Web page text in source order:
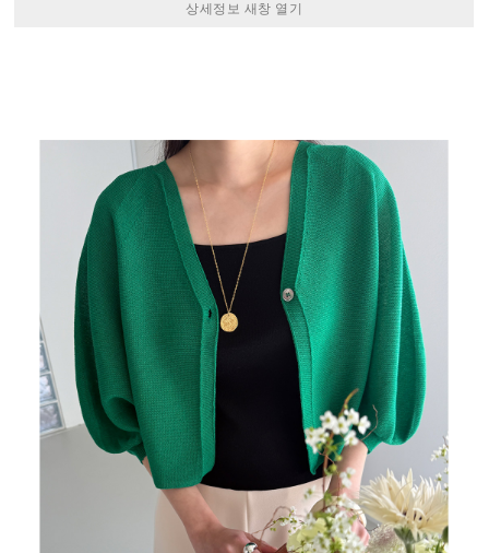
상세정보 새창 열기